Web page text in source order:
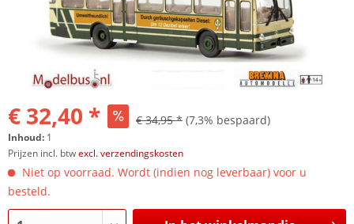
€ 32,40 * € 34,95 * (7,3% bespaard)
Inhoud: 1
Prijzen incl. btwexcl. verzendingskosten
Niet op voorraad. Wordt (indien nog leverbaar) voor u
besteld.